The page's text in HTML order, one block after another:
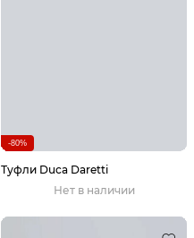
-80%
Туфли Duca Daretti
Нет в наличии